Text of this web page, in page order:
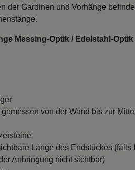
der Gardinen und Vorhänge
Messing-Optik / Edelstahl-
von der Wand bis zur
Länge des Endstückes (falls
Anbringung nicht sichtbar)